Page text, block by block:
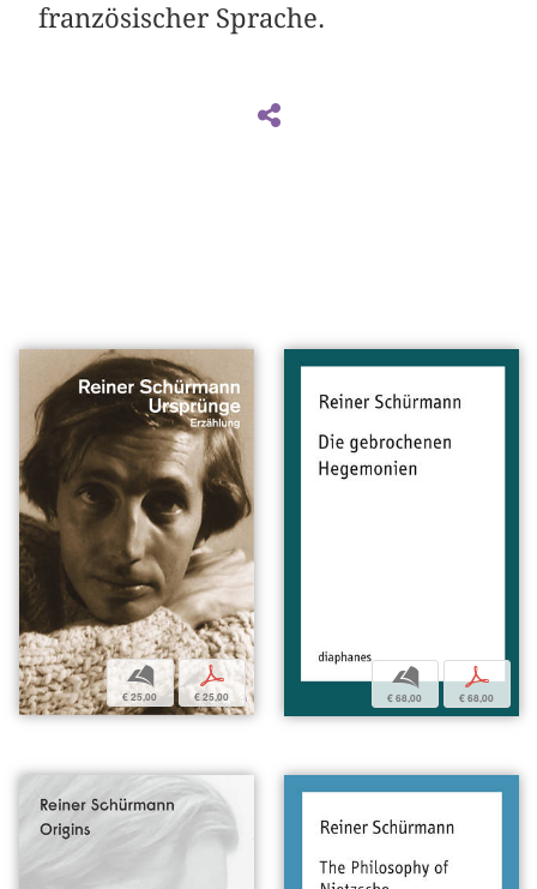
französischer Sprache.
b
€ 25,00
p
€ 25,00
b
€ 68,00
p
€ 68,00